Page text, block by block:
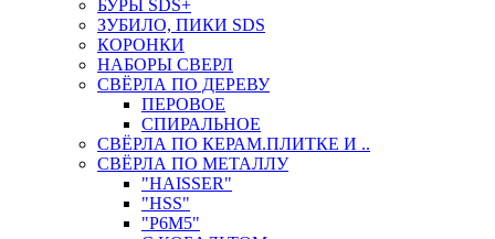
БУРЫ SDS+
ЗУБИЛО, ПИКИ SDS
КОРОНКИ
НАБОРЫ СВЕРЛ
СВЁРЛА ПО ДЕРЕВУ
ПЕРОВОЕ
СПИРАЛЬНОЕ
СВЁРЛА ПО КЕРАМ.ПЛИТКЕ И ..
СВЁРЛА ПО МЕТАЛЛУ
"HAISSER"
"HSS"
"Р6М5"